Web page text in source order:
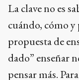
La clave no es
cuándo, cómo
propuesta de
dado” enseñar
pensar más.